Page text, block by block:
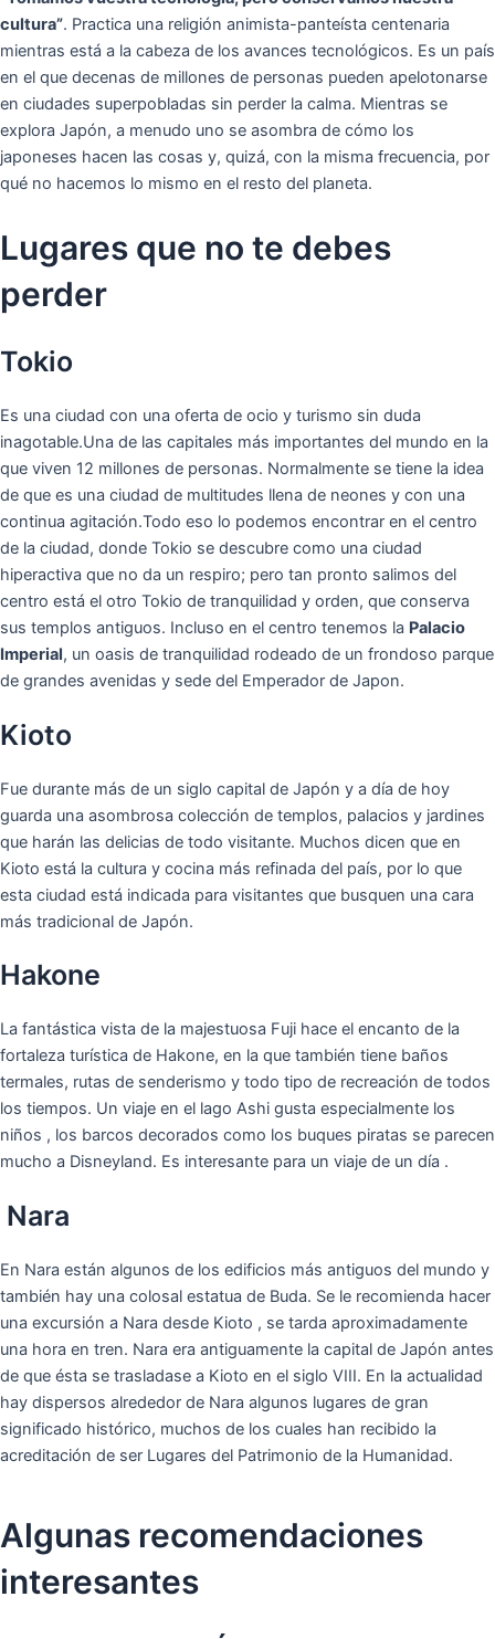
cultura”. Practica una religión animista-panteísta centenaria
mientras está a la cabeza de los avances tecnológicos. Es un país
en el que decenas de millones de personas pueden apelotonarse
en ciudades superpobladas sin perder la calma. Mientras se
explora Japón, a menudo uno se asombra de cómo los
japoneses hacen las cosas y, quizá, con la misma frecuencia, por
qué no hacemos lo mismo en el resto del planeta.
Lugares que no te debes
perder
Tokio
Es una ciudad con una oferta de ocio y turismo sin duda
inagotable.Una de las capitales más importantes del mundo en la
que viven 12 millones de personas. Normalmente se tiene la idea
de que es una ciudad de multitudes llena de neones y con una
continua agitación.Todo eso lo podemos encontrar en el centro
de la ciudad, donde Tokio se descubre como una ciudad
hiperactiva que no da un respiro; pero tan pronto salimos del
centro está el otro Tokio de tranquilidad y orden, que conserva
sus templos antiguos. Incluso en el centro tenemos la Palacio
Imperial, un oasis de tranquilidad rodeado de un frondoso parque
de grandes avenidas y sede del Emperador de Japon.
Kioto
Fue durante más de un siglo capital de Japón y a día de hoy
guarda una asombrosa colección de templos, palacios y jardines
que harán las delicias de todo visitante. Muchos dicen que en
Kioto está la cultura y cocina más refinada del país, por lo que
esta ciudad está indicada para visitantes que busquen una cara
más tradicional de Japón.
Hakone
La fantástica vista de la majestuosa Fuji hace el encanto de la
fortaleza turística de Hakone, en la que también tiene baños
termales, rutas de senderismo y todo tipo de recreación de todos
los tiempos. Un viaje en el lago Ashi gusta especialmente los
niños , los barcos decorados como los buques piratas se parecen
mucho a Disneyland. Es interesante para un viaje de un día .
Nara
En Nara están algunos de los edificios más antiguos del mundo y
también hay una colosal estatua de Buda. Se le recomienda hacer
una excursión a Nara desde Kioto , se tarda aproximadamente
una hora en tren. Nara era antiguamente la capital de Japón antes
de que ésta se trasladase a Kioto en el siglo VIII. En la actualidad
hay dispersos alrededor de Nara algunos lugares de gran
significado histórico, muchos de los cuales han recibido la
acreditación de ser Lugares del Patrimonio de la Humanidad.
Algunas recomendaciones
interesantes